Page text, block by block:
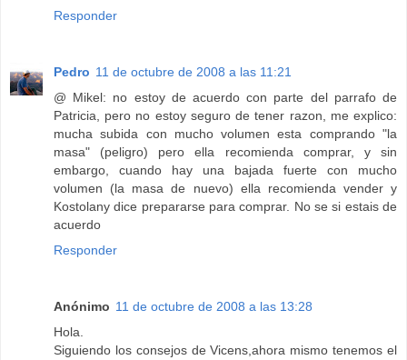
Responder
Pedro 11 de octubre de 2008 a las 11:21
@ Mikel: no estoy de acuerdo con parte del parrafo de
Patricia, pero no estoy seguro de tener razon, me explico:
mucha subida con mucho volumen esta comprando "la
masa" (peligro) pero ella recomienda comprar, y sin
embargo, cuando hay una bajada fuerte con mucho
volumen (la masa de nuevo) ella recomienda vender y
Kostolany dice prepararse para comprar. No se si estais de
acuerdo
Responder
Anónimo 11 de octubre de 2008 a las 13:28
Hola.
Siguiendo los consejos de Vicens,ahora mismo tenemos el